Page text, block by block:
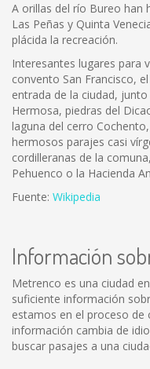
A orillas del río Bureo han
Las Peñas y Quinta
plácida la recreación.
Interesantes lugares para
convento San Francisco,
entrada de la ciudad,
Hermosa, piedras del
laguna del cerro
hermosos parajes casi
cordilleranas de la
Pehuenco o la Hacienda
Fuente: Wikipedia
Información
Metrenco es una ciudad
suficiente información
estamos en el proceso de
información cambia de
buscar pasajes a una